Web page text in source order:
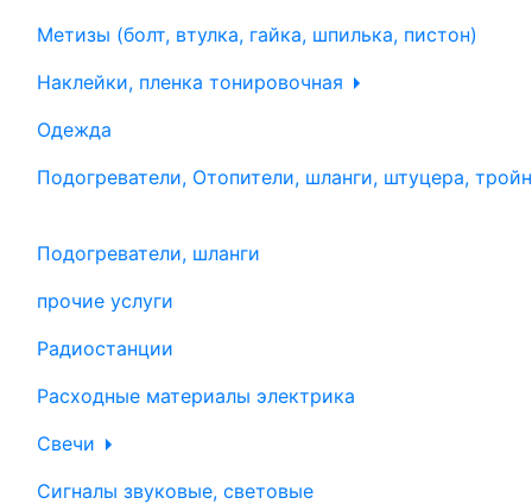
Метизы (болт, втулка, гайка, шпилька, пистон)
Наклейки, пленка тонировочная
Одежда
Подогреватели, Отопители, шланги, штуцера,
Подогреватели, шланги
прочие услуги
Радиостанции
Расходные материалы электрика
Свечи
Сигналы звуковые, световые